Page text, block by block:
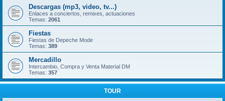
Descargas (mp3, video, tv...)
Enlaces a conciertos, remixes, actuaciones
Temas: 2061
Fiestas
Fiestas de Depeche Mode
Temas: 389
Mercadillo
Intercambio, Compra y Venta Material DM
Temas: 357
TOUR